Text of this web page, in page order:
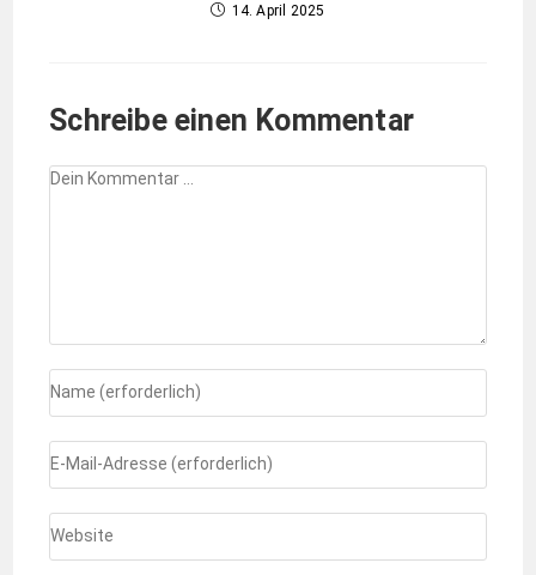
14. April 2025
Schreibe einen Kommentar